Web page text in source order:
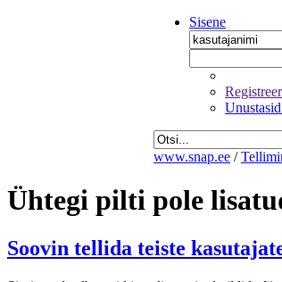
Sisene
www.snap.ee /
Ühtegi pilti pole
Soovin tellida teiste